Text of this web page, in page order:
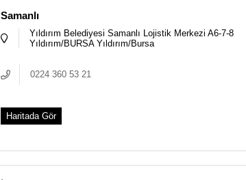
Samanlı
Yıldırım Belediyesi Samanlı Lojistik Merkezi A6-7-8
Yıldırım/BURSA Yıldırım/Bursa
0224 360 53 21
Haritada Gör